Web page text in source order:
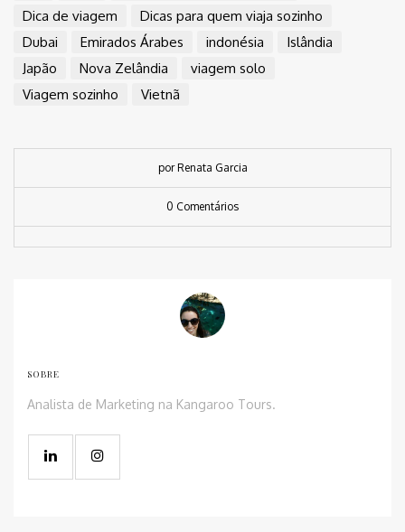
Dica de viagem
Dicas para quem viaja sozinho
Dubai
Emirados Árabes indonésia
Islândia
Japão
Nova Zelândia
viagem solo
Viagem sozinho
Vietnã
por Renata Garcia
0 Comentários
SOBRE
Analista de Marketing na Kangaroo Tours.